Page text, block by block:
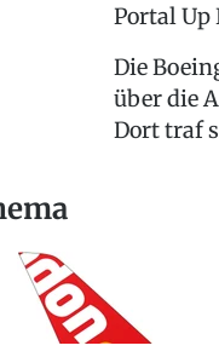
Portal Up
Die
über die
Dort traf